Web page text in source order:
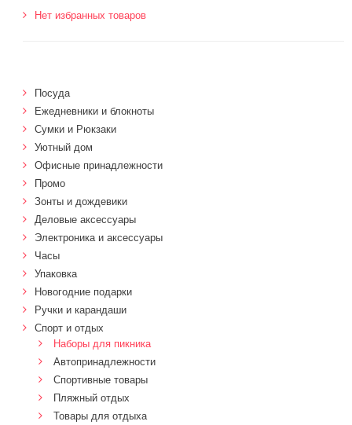
Нет избранных товаров
Посуда
Ежедневники и блокноты
Сумки и Рюкзаки
Уютный дом
Офисные принадлежности
Промо
Зонты и дождевики
Деловые аксессуары
Электроника и аксессуары
Часы
Упаковка
Новогодние подарки
Ручки и карандаши
Спорт и отдых
Наборы для пикника
Автопринадлежности
Спортивные товары
Пляжный отдых
Товары для отдыха